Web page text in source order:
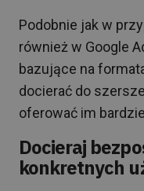
Podobnie jak w
również w Google
bazujące na
docierać do
oferować im
Docieraj
konkretnych